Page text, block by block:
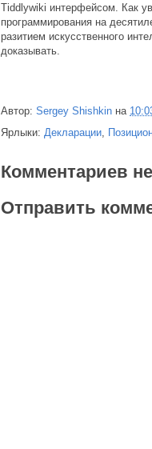
Tiddlywiki интерфейсом. Как
программирования на
разитием искусственного
доказывать.
Автор: Sergey Shishkin на
Ярлыки: Декларации
Комментариев
Отправить